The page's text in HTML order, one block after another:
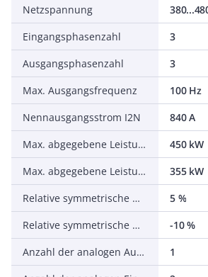
Netzspannung
Eingangsphasenzahl
3
Ausgangsphasenzahl
3
Max. Ausgangsfrequenz
100 Hz
Nennausgangsstrom I2N
840 A
Max. abgegebene Leistung bei quadrat. Belastung bei Bemessungsausgangsspannung
450 kW
Max. abgegebene Leistung bei linearer Belastung bei Bemessungsausgangsspannung
355 kW
Relative symmetrische Netzfrequenztoleranz
5 %
Relative symmetrische Netzspannungstoleranz
-10 %
Anzahl der analogen Ausgänge
1